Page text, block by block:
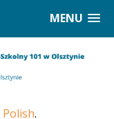
MENU
Polish.